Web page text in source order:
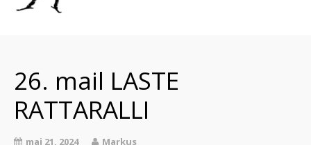
Majutus
Saun
26. mail LASTE
RATTARALLI
mai 21, 2024 Markus